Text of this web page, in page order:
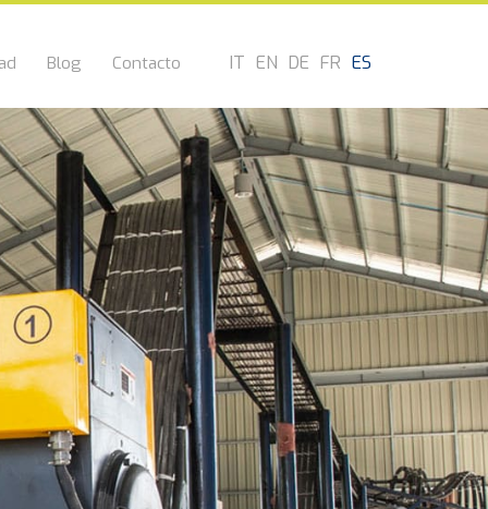
Blog Contacto IT EN DE FR ES